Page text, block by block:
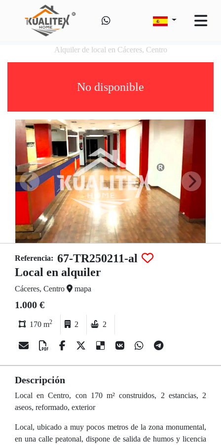
Alquiler de local en Cáceres, Centro
No disponible
Referencia: 67-TR250211-al
Local en alquiler
Cáceres, Centro mapa
1.000 €
170 m2 2 2
Descripción
Local en Centro, con 170 m² construidos, 2 estancias, 2
aseos, reformado, exterior
Local, ubicado a muy pocos metros de la zona monumental,
en una calle peatonal, dispone de salida de humos y licencia